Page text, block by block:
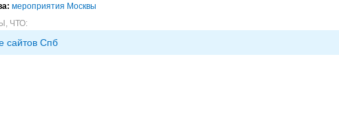
мероприятия Москвы
ЧТО:
сайтов Спб